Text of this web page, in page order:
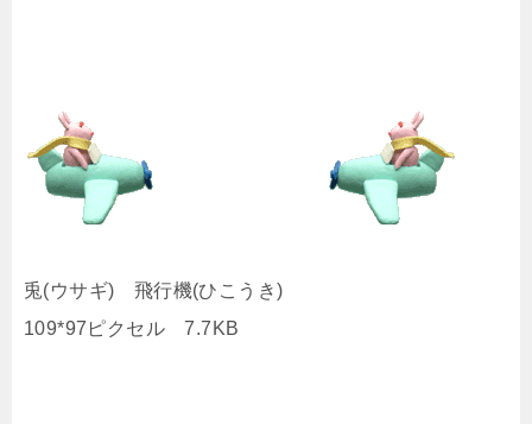
兎(ウサギ) 飛行機(ひこうき)
109*97ピクセル 7.7KB